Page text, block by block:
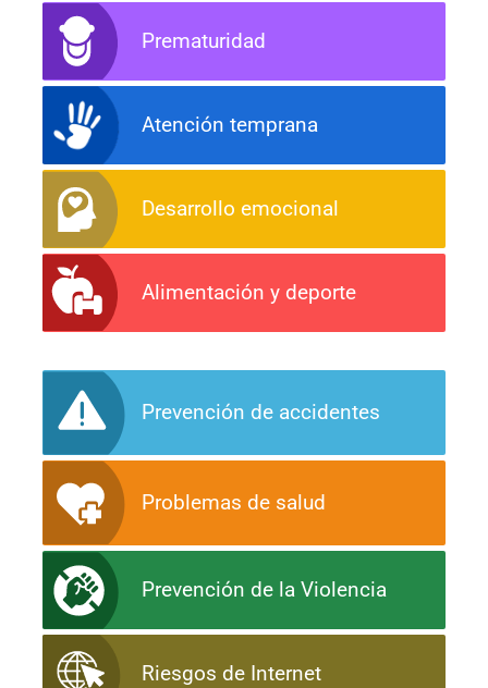
Prematuridad
Atención temprana
Desarrollo emocional
Alimentación y deporte
Prevención de accidentes
Problemas de salud
Prevención de la Violencia
Riesgos de Internet